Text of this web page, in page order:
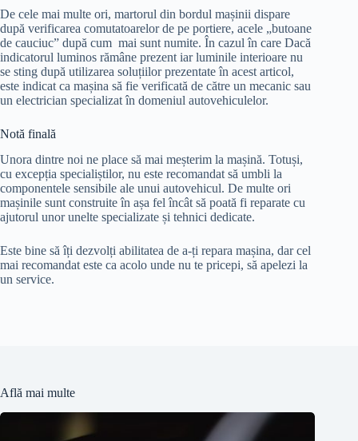
De cele mai multe ori, martorul din bordul mașinii dispare
după verificarea comutatoarelor de pe portiere, acele „butoane
de cauciuc” după cum mai sunt numite. În cazul în care Dacă
indicatorul luminos rămâne prezent iar luminile interioare nu
se sting după utilizarea soluțiilor prezentate în acest articol,
este indicat ca mașina să fie verificată de către un mecanic sau
un electrician specializat în domeniul autovehiculelor.
Notă finală
Unora dintre noi ne place să mai meșterim la mașină. Totuși,
cu excepția specialiștilor, nu este recomandat să umbli la
componentele sensibile ale unui autovehicul. De multe ori
mașinile sunt construite în așa fel încât să poată fi reparate cu
ajutorul unor unelte specializate și tehnici dedicate.
Este bine să îți dezvolți abilitatea de a-ți repara mașina, dar cel
mai recomandat este ca acolo unde nu te pricepi, să apelezi la
un service.
Află mai multe